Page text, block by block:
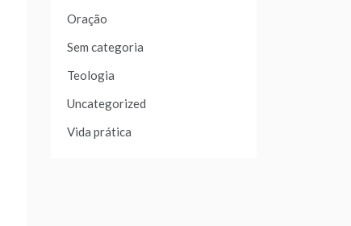
Oração
Sem categoria
Teologia
Uncategorized
Vida prática